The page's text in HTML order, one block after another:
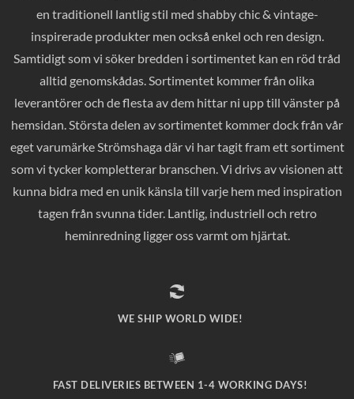
en traditionell lantlig stil med shabby chic & vintage-
inspirerade produkter men också enkel och ren design.
Samtidigt som vi söker bredden i sortimentet kan en röd tråd
alltid genomskådas. Sortimentet kommer från olika
leverantörer och de flesta av dem hittar ni upp till vänster på
hemsidan. Största delen av sortimentet kommer dock från vår
eget varumärke Strömshaga där vi har tagit fram ett sortiment
som vi tycker kompletterar branschen. Vi drivs av visionen att
kunna bidra med en unik känsla till varje hem med inspiration
tagen från svunna tider. Lantlig, industriell och retro
heminredning ligger oss varmt om hjärtat.
WE SHIP WORLD WIDE!
FAST DELIVERIES BETWEEN 1-4 WORKING DAYS!